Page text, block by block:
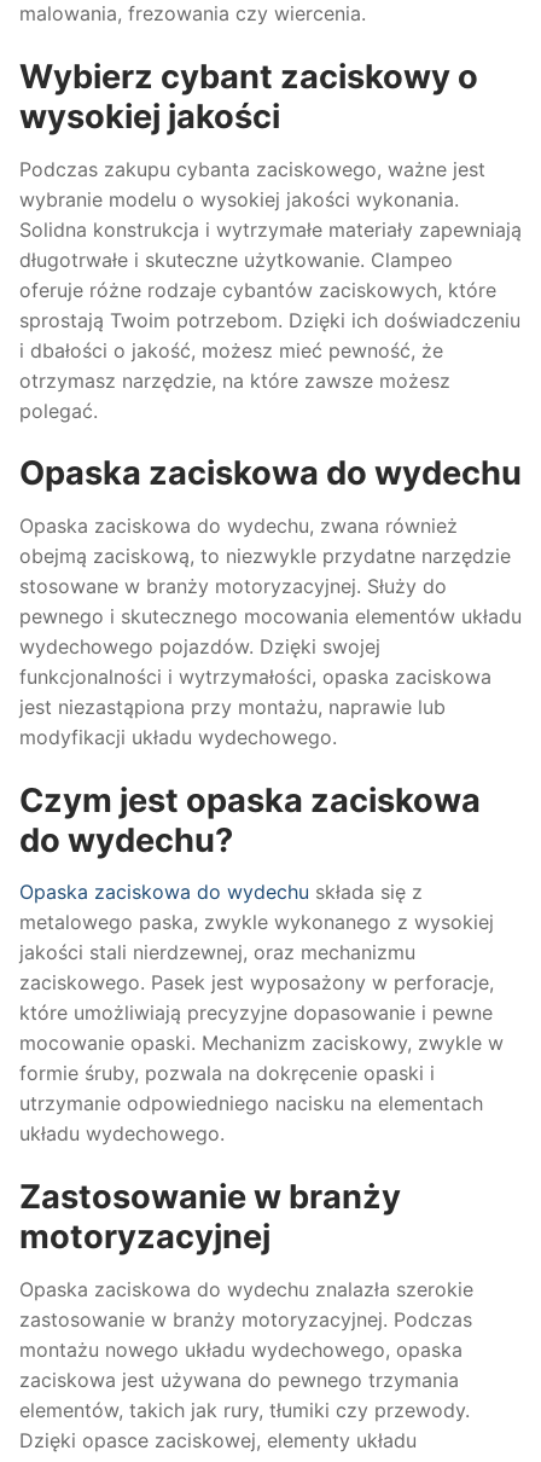
malowania, frezowania czy wiercenia.
Wybierz cybant zaciskowy o
wysokiej jakości
Podczas zakupu cybanta zaciskowego, ważne jest
wybranie modelu o wysokiej jakości wykonania.
Solidna konstrukcja i wytrzymałe materiały zapewniają
długotrwałe i skuteczne użytkowanie. Clampeo
oferuje różne rodzaje cybantów zaciskowych, które
sprostają Twoim potrzebom. Dzięki ich doświadczeniu
i dbałości o jakość, możesz mieć pewność, że
otrzymasz narzędzie, na które zawsze możesz
polegać.
Opaska zaciskowa do wydechu
Opaska zaciskowa do wydechu, zwana również
obejmą zaciskową, to niezwykle przydatne narzędzie
stosowane w branży motoryzacyjnej. Służy do
pewnego i skutecznego mocowania elementów układu
wydechowego pojazdów. Dzięki swojej
funkcjonalności i wytrzymałości, opaska zaciskowa
jest niezastąpiona przy montażu, naprawie lub
modyfikacji układu wydechowego.
Czym jest opaska zaciskowa
do wydechu?
Opaska zaciskowa do wydechu składa się z
metalowego paska, zwykle wykonanego z wysokiej
jakości stali nierdzewnej, oraz mechanizmu
zaciskowego. Pasek jest wyposażony w perforacje,
które umożliwiają precyzyjne dopasowanie i pewne
mocowanie opaski. Mechanizm zaciskowy, zwykle w
formie śruby, pozwala na dokręcenie opaski i
utrzymanie odpowiedniego nacisku na elementach
układu wydechowego.
Zastosowanie w branży
motoryzacyjnej
Opaska zaciskowa do wydechu znalazła szerokie
zastosowanie w branży motoryzacyjnej. Podczas
montażu nowego układu wydechowego, opaska
zaciskowa jest używana do pewnego trzymania
elementów, takich jak rury, tłumiki czy przewody.
Dzięki opasce zaciskowej, elementy układu